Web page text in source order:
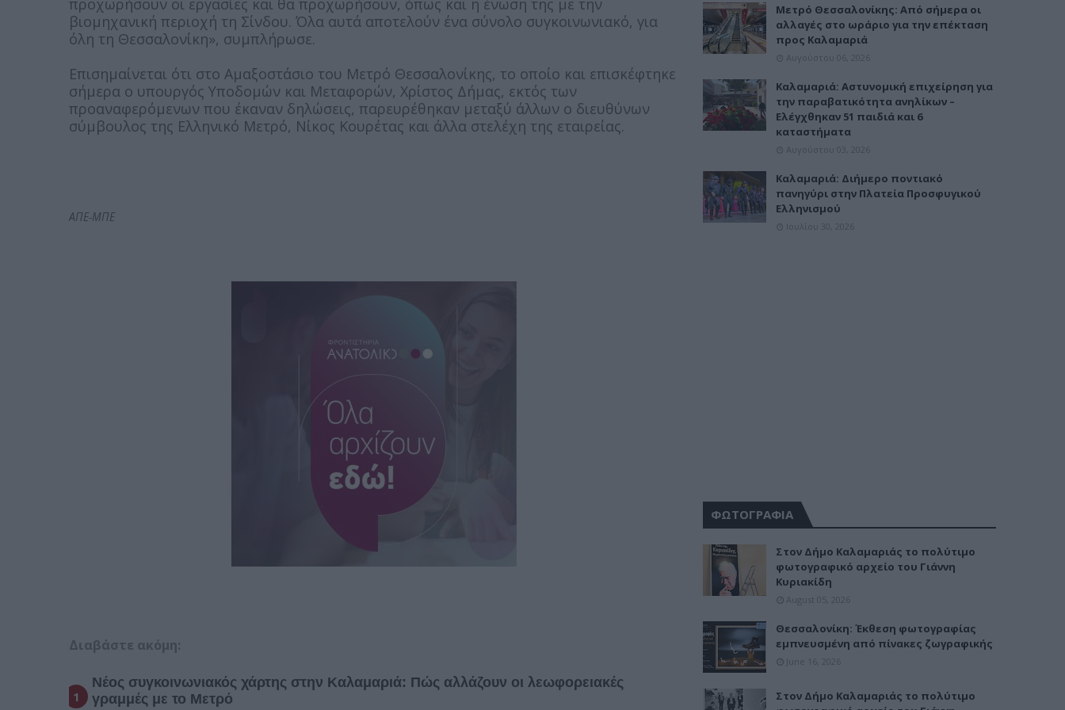
προχωρήσουν οι εργασίες και θα προχωρήσουν, όπως και η ένωση της με την
βιομηχανική περιοχή τη Σίνδου. Όλα αυτά αποτελούν ένα σύνολο συγκοινωνιακό, για
όλη τη Θεσσαλονίκη», συμπλήρωσε.
Επισημαίνεται ότι στο Αμαξοστάσιο του Μετρό Θεσσαλονίκης, το οποίο και επισκέφτηκε
σήμερα ο υπουργός Υποδομών και Μεταφορών, Χρίστος Δήμας, εκτός των
προαναφερόμενων που έκαναν δηλώσεις, παρευρέθηκαν μεταξύ άλλων ο διευθύνων
σύμβουλος της Ελληνικό Μετρό, Νίκος Κουρέτας και άλλα στελέχη της εταιρείας.
ΑΠΕ-ΜΠΕ
Διαβάστε ακόμη:
Νέος συγκοινωνιακός χάρτης στην Καλαμαριά: Πώς αλλάζουν οι λεωφορειακές
γραμμές με το Μετρό
Μετρό Θεσσαλονίκης: Από σήμερα οι
αλλαγές στο ωράριο για την επέκταση
προς Καλαμαριά
Αυγούστου 06, 2026
Καλαμαριά: Αστυνομική επιχείρηση για
την παραβατικότητα ανηλίκων –
Ελέγχθηκαν 51 παιδιά και 6
καταστήματα
Αυγούστου 03, 2026
Καλαμαριά: Διήμερο ποντιακό
πανηγύρι στην Πλατεία Προσφυγικού
Ελληνισμού
Ιουλίου 30, 2026
ΦΩΤΟΓΡΑΦΙΑ
Στον Δήμο Καλαμαριάς το πολύτιμο
φωτογραφικό αρχείο του Γιάννη
Κυριακίδη
August 05, 2026
Θεσσαλονίκη: Έκθεση φωτογραφίας
εμπνευσμένη από πίνακες ζωγραφικής
June 16, 2026
Στον Δήμο Καλαμαριάς το πολύτιμο